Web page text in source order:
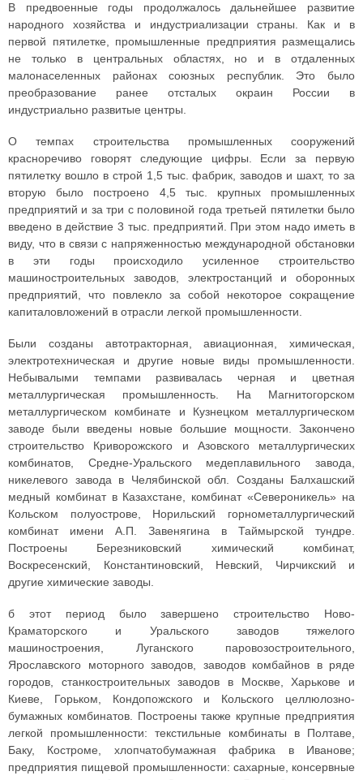
В предвоенные годы продолжалось дальнейшее развитие
народного хозяйства и индустриализации страны. Как и в
первой пятилетке, промышленные предприятия размещались
не только в центральных областях, но и в отдаленных
малонаселенных районах союзных республик. Это было
преобразование ранее отсталых окраин России в
индустриально развитые центры.
О темпах строительства промышленных сооружений
красноречиво говорят следующие цифры. Если за первую
пятилетку вошло в строй 1,5 тыс. фабрик, заводов и шахт, то за
вторую было построено 4,5 тыс. крупных промышленных
предприятий и за три с половиной года третьей пятилетки было
введено в действие 3 тыс. предприятий. При этом надо иметь в
виду, что в связи с напряженностью международной обстановки
в эти годы происходило усиленное строительство
машиностроительных заводов, электростанций и оборонных
предприятий, что повлекло за собой некоторое сокращение
капиталовложений в отрасли легкой промышленности.
Были созданы автотракторная, авиационная, химическая,
электротехническая и другие новые виды промышленности.
Небывалыми темпами развивалась черная и цветная
металлургическая промышленность. На Магнитогорском
металлургическом комбинате и Кузнецком металлургическом
заводе были введены новые большие мощности. Закончено
строительство Криворожского и Азовского металлургических
комбинатов, Средне-Уральского медеплавильного завода,
никелевого завода в Челябинской обл. Созданы Балхашский
медный комбинат в Казахстане, комбинат «Североникель» на
Кольском полуострове, Норильский горнометаллургический
комбинат имени А.П. Завенягина в Таймырской тундре.
Построены Березниковский химический комбинат,
Воскресенский, Константиновский, Невский, Чирчикский и
другие химические заводы.
б этот период было завершено строительство Ново-
Краматорского и Уральского заводов тяжелого
машиностроения, Луганского паровозостроительного,
Ярославского моторного заводов, заводов комбайнов в ряде
городов, станкостроительных заводов в Москве, Харькове и
Киеве, Горьком, Кондопожского и Кольского целлюлозно-
бумажных комбинатов. Построены также крупные предприятия
легкой промышленности: текстильные комбинаты в Полтаве,
Баку, Костроме, хлопчатобумажная фабрика в Иванове;
предприятия пищевой промышленности: сахарные, консервные